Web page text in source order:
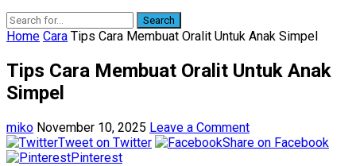
Search
Home Cara Tips Cara Membuat Oralit Untuk Anak Simpel
Tips Cara Membuat Oralit Untuk Anak
Simpel
miko November 10, 2025 Leave a Comment
Tweet on Twitter
Share on Facebook
Pinterest